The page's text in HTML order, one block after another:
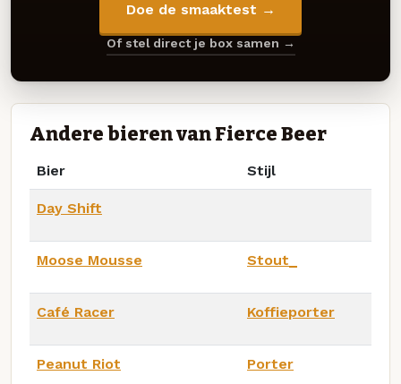
Doe de smaaktest →
Of stel direct je box samen →
Andere bieren van Fierce Beer
Bier Stijl
Day Shift
Moose Mousse Stout_
Café Racer Koffieporter
Peanut Riot Porter